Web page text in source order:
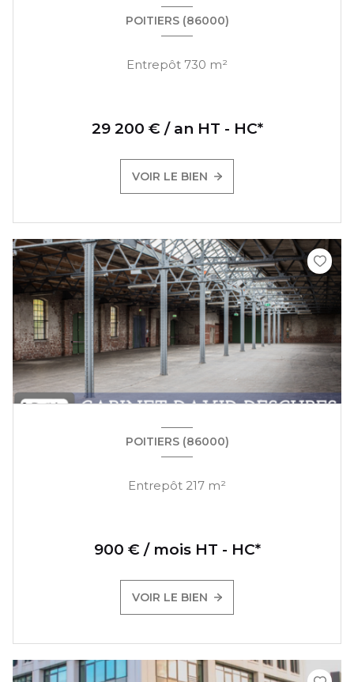
POITIERS (86000)
Entrepôt 730 m²
29 200 € / an HT - HC*
VOIR LE BIEN
POITIERS (86000)
Entrepôt 217 m²
900 € / mois HT - HC*
VOIR LE BIEN